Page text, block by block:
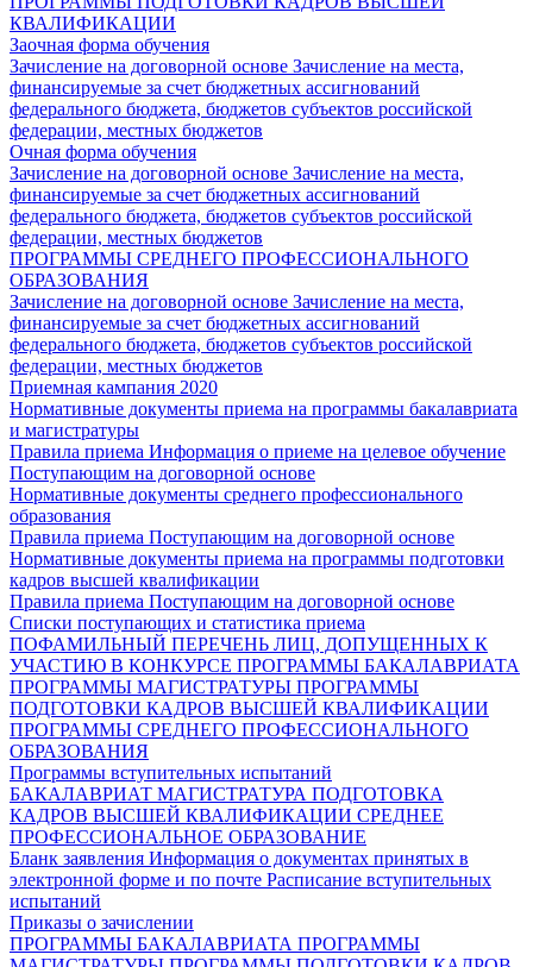
КВАЛИФИКАЦИИ
Заочная форма обучения
Зачисление на договорной основе Зачисление на места,
финансируемые за счет бюджетных ассигнований
федерального бюджета, бюджетов субъектов российской
федерации, местных бюджетов
Очная форма обучения
Зачисление на договорной основе Зачисление на места,
финансируемые за счет бюджетных ассигнований
федерального бюджета, бюджетов субъектов российской
федерации, местных бюджетов
ПРОГРАММЫ СРЕДНЕГО ПРОФЕССИОНАЛЬНОГО
ОБРАЗОВАНИЯ
Зачисление на договорной основе Зачисление на места,
финансируемые за счет бюджетных ассигнований
федерального бюджета, бюджетов субъектов российской
федерации, местных бюджетов
Приемная кампания 2020
Нормативные документы приема на программы бакалавриата
и магистратуры
Правила приема Информация о приеме на целевое обучение
Поступающим на договорной основе
Нормативные документы среднего профессионального
образования
Правила приема Поступающим на договорной основе
Нормативные документы приема на программы подготовки
кадров высшей квалификации
Правила приема Поступающим на договорной основе
Списки поступающих и статистика приема
ПОФАМИЛЬНЫЙ ПЕРЕЧЕНЬ ЛИЦ, ДОПУЩЕННЫХ К
УЧАСТИЮ В КОНКУРСЕ ПРОГРАММЫ БАКАЛАВРИАТА
ПРОГРАММЫ МАГИСТРАТУРЫ ПРОГРАММЫ
ПОДГОТОВКИ КАДРОВ ВЫСШЕЙ КВАЛИФИКАЦИИ
ПРОГРАММЫ СРЕДНЕГО ПРОФЕССИОНАЛЬНОГО
ОБРАЗОВАНИЯ
Программы вступительных испытаний
БАКАЛАВРИАТ МАГИСТРАТУРА ПОДГОТОВКА
КАДРОВ ВЫСШЕЙ КВАЛИФИКАЦИИ СРЕДНЕЕ
ПРОФЕССИОНАЛЬНОЕ ОБРАЗОВАНИЕ
Бланк заявления Информация о документах принятых в
электронной форме и по почте Расписание вступительных
испытаний
Приказы о зачислении
ПРОГРАММЫ БАКАЛАВРИАТА ПРОГРАММЫ